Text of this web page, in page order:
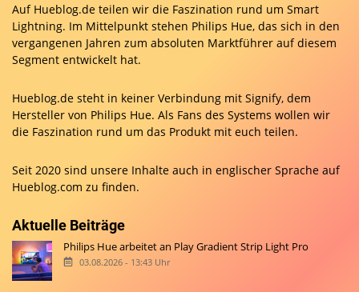
Auf Hueblog.de teilen wir die Faszination rund um Smart
Lightning. Im Mittelpunkt stehen Philips Hue, das sich in den
vergangenen Jahren zum absoluten Marktführer auf diesem
Segment entwickelt hat.
Hueblog.de steht in keiner Verbindung mit Signify, dem
Hersteller von Philips Hue. Als Fans des Systems wollen wir
die Faszination rund um das Produkt mit euch teilen.
Seit 2020 sind unsere Inhalte auch in englischer Sprache auf
Hueblog.com zu finden.
Aktuelle Beiträge
Philips Hue arbeitet an Play Gradient Strip Light Pro
03.08.2026 - 13:43 Uhr